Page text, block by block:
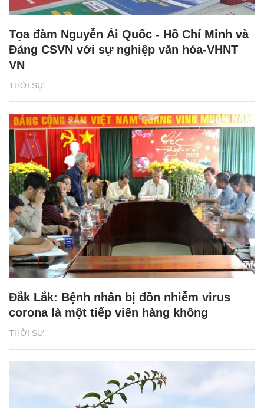
THỜI SỰ
Tọa đàm Nguyễn Ái Quốc - Hồ Chí Minh và
Đảng CSVN với sự nghiệp văn hóa-VHNT
VN
THỜI SỰ
Đắk Lắk: Bệnh nhân bị đồn nhiễm virus
corona là một tiếp viên hàng không